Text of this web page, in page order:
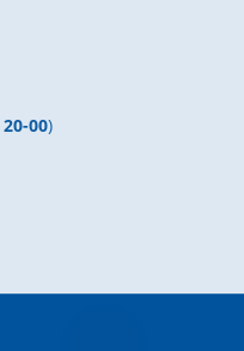
20-00)